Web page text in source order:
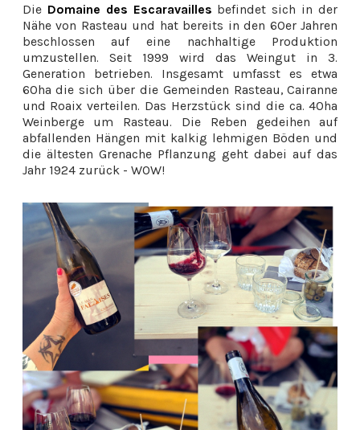
Die Domaine des Escaravailles befindet sich in der
Nähe von Rasteau und hat bereits in den 60er Jahren
beschlossen auf eine nachhaltige Produktion
umzustellen. Seit 1999 wird das Weingut in 3.
Generation betrieben. Insgesamt umfasst es etwa
60ha die sich über die Gemeinden Rasteau, Cairanne
und Roaix verteilen. Das Herzstück sind die ca. 40ha
Weinberge um Rasteau. Die Reben gedeihen auf
abfallenden Hängen mit kalkig lehmigen Böden und
die ältesten Grenache Pflanzung geht dabei auf das
Jahr 1924 zurück - WOW!